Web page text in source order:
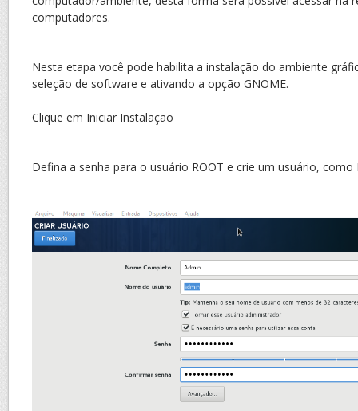
computadores.
Nesta etapa você pode habilita a instalação do ambiente
seleção de software e ativando a opção GNOME.
Clique em Iniciar Instalação
Defina a senha para o usuário ROOT e crie um usuário, como